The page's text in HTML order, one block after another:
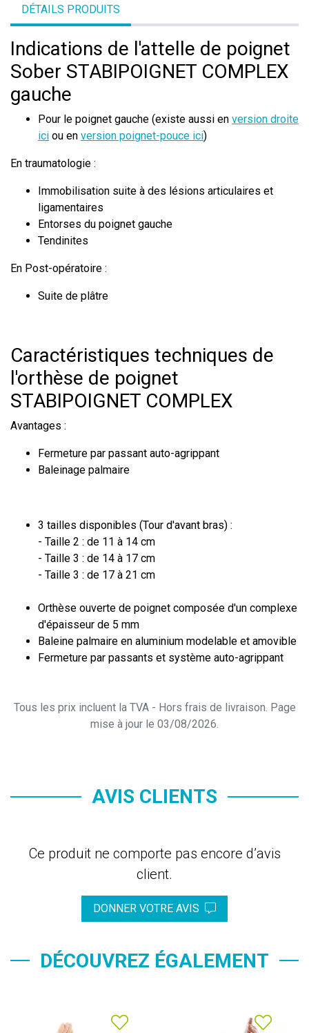
DÉTAILS PRODUITS
Indications de l'attelle de poignet
Sober STABIPOIGNET COMPLEX
gauche
Pour le poignet gauche (existe aussi en version droite
ici ou en version poignet-pouce ici)
En traumatologie :
Immobilisation suite à des lésions articulaires et
ligamentaires
Entorses du poignet gauche
Tendinites
En Post-opératoire :
Suite de plâtre
Caractéristiques techniques de
l'orthèse de poignet
STABIPOIGNET COMPLEX
Avantages :
Fermeture par passant auto-agrippant
Baleinage palmaire
3 tailles disponibles (Tour d'avant bras) :
- Taille 2 : de 11 à 14 cm
- Taille 3 : de 14 à 17 cm
- Taille 3 : de 17 à 21 cm
Orthèse ouverte de poignet composée d'un complexe
d'épaisseur de 5 mm
Baleine palmaire en aluminium modelable et amovible
Fermeture par passants et système auto-agrippant
Tous les prix incluent la TVA - Hors frais de livraison. Page
mise à jour le 03/08/2026.
AVIS CLIENTS
Ce produit ne comporte pas encore d’avis
client.
DONNER VOTRE AVIS
DÉCOUVREZ ÉGALEMENT